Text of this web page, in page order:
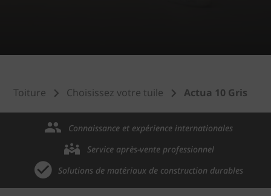
Toiture Choisissez votre tuile Actua 10 Gris
Connaissance et expérience internationales
Service après-vente professionnel
Solutions de matériaux de construction durables